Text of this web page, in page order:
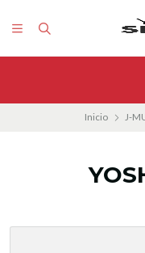
Inicio J-